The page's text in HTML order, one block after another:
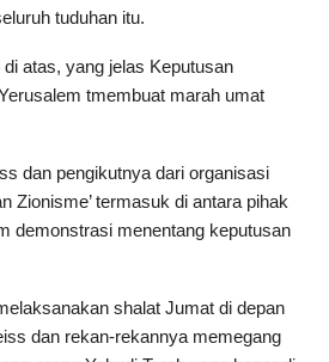
tuduhan itu.
atas, yang jelas Keputusan
tmembuat marah umat
dan pengikutnya dari organisasi
Zionisme’ termasuk di antara pihak
demonstrasi menentang keputusan
shalat Jumat di depan
dan rekan-rekannya memegang